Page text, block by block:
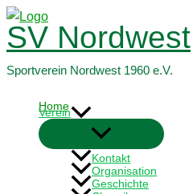
Zum
Inhalt
SV Nordwest
Sportverein Nordwest 1960 e.V.
Home
Verein
Kontakt
Organisation
Geschichte